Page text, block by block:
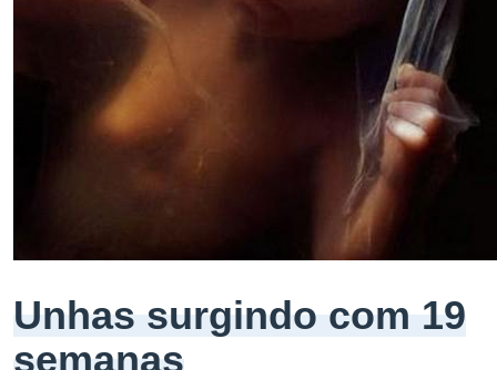
Unhas surgindo com 19
semanas